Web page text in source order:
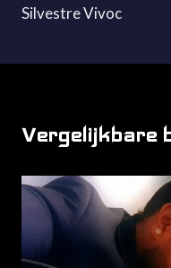
navigatie
Silvestre Vivoc
Vergelijkbare